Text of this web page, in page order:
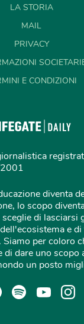
LA STORIA
MAIL
PRIVACY
E CONDIZIONI
diventa
lo scopo
di lasciarsi
e
per coloro
di dare uno scopo
un posto